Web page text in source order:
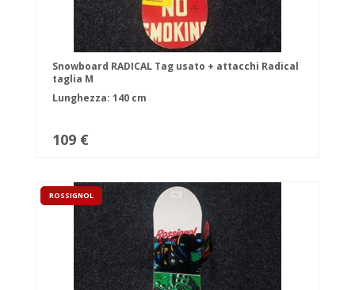
Snowboard RADICAL Tag usato + attacchi Radical
taglia M
Lunghezza: 140 cm
109 €
ROSSIGNOL